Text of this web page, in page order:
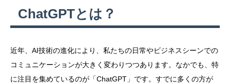
ChatGPTとは？
近年、AI技術の進化により、私たちの日常やビジネスシーンでの
コミュニケーションが大きく変わりつつあります。なかでも、特
に注目を集めているのが「ChatGPT」です。すでに多くの方が